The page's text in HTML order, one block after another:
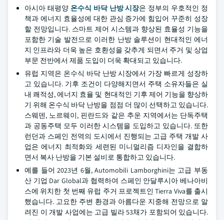
아시아 태평양 온수식 바닥 난방 시장은 정부의 우호적인 정
책과 에너지 효율성에 대한 관심 증가에 힘입어 꾸준히 성장
할 전망입니다. 스마트 제어 시스템과 향상된 효율성 기능을
포함한 기술 발전으로 이러한 난방 솔루션이 현대적인 에너
지 인프라와 더욱 높은 호환성을 갖추게 되면서 주거 및 상업
부문 전반에서 제품 도입이 더욱 확대되고 있습니다.
유럽 지역은 온수식 바닥 난방 시장에서 가장 빠르게 성장하
고 있습니다. 기후 조건이 다양해지면서 주택 소유자들은 실
내 쾌적성, 에너지 효율 및 현대적인 기후 제어 기능을 향상하
기 위해 온수식 바닥 난방을 점점 더 많이 선택하고 있습니다.
스웨덴, 노르웨이, 핀란드와 같은 추운 지역에서는 단독주택
과 공동주택 모두 이러한 시스템을 도입하고 있습니다. 또한
런던과 스페인 전역의 도시에서 진행되는 고급 주택 개발 사
업은 에너지 최적화와 세련된 미니멀리즘 디자인을 결합하
면서 복사 난방을 기본 설비로 통합하고 있습니다.
예를 들어 2023년 6월, Automobili Lamborghini는 고급 부동
산 기업 Dar Global과 협력하여 스페인 안달루시아 베나아비
스에 위치한 첫 번째 유럽 주거 프로젝트인 Tierra Viva를 출시
했습니다. 고요한 주변 환경과 아름다운 지중해 전망으로 알
려진 이 개발 사업에는 고급 빌라 53채가 포함되어 있습니다.